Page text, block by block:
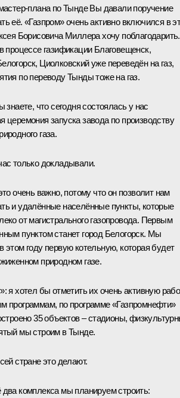
плана по Тынде Вы давали поручение
её. «Газпром» очень активно включился в
Борисовича Миллера хочу поблагодарить.
процессе газификации Благовещенск,
Циолковский уже переведён на газ,
по переводу Тынды тоже на газ.
знаете, что сегодня состоялась у нас
церемония запуска завода по производству
газа.
только докладывали.
очень важно, потому что он позволит нам
и удалённые населённые пункты, которые
от магистрального газопровода. Первым
пунктом станет город Белогорск. Мы
этом году первую котельную, которая будет
природном газе.
я хотел бы отметить их очень активную
программам, по программе «Газпромнефти»
35 объектов – стадионы,
мы строим в Тынде.
стране это делают.
комплекса мы планируем строить: